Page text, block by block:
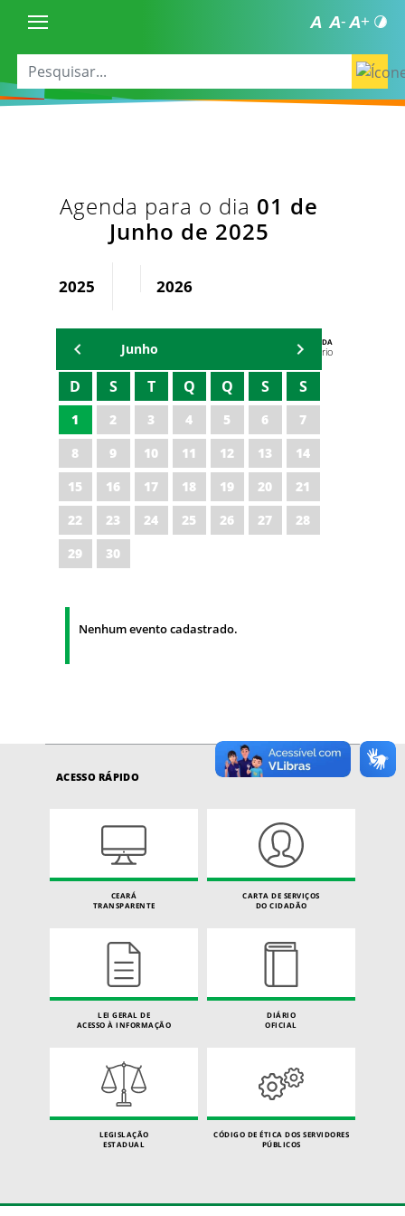
Agenda para o dia 01 de
Junho de 2025
2025 2026
AGENDA
Secretário
Junho
D S T Q Q S S
1 2 3 4 5 6
7
8
9 10 11 12 13
14
15
16 17 18 19 20
21
22
23 24 25 26 27
28
29
30
Nenhum evento cadastrado.
ACESSO RÁPIDO
CEARÁ
TRANSPARENTE
CARTA DE SERVIÇOS
DO CIDADÃO
LEI GERAL DE
ACESSO À INFORMAÇÃO
DIÁRIO
OFICIAL
LEGISLAÇÃO
ESTADUAL
CÓDIGO DE ÉTICA DOS SERVIDORES
PÚBLICOS